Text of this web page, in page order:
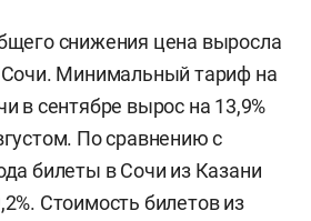
снижения цена выросла
Сочи. Минимальный тариф на
в сентябре вырос на 13,9%
По сравнению с
билеты в Сочи из Казани
Стоимость билетов из